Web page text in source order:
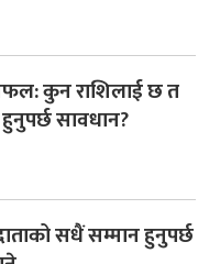
कुन राशिलाई छ त
सावधान?
सधैं सम्मान हुनुपर्छ